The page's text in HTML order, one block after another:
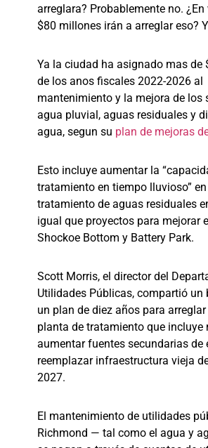
arreglara? Probablemente no.
$80 millones irán a arreglar eso?
Ya la ciudad ha asignado mas de
de los anos fiscales 2022-2026 al
mantenimiento y la mejora de los
agua pluvial, aguas residuales y
agua, segun su plan de mejoras
Esto incluye aumentar la
tratamiento en tiempo lluvioso”
tratamiento de aguas residuales
igual que proyectos para mejorar
Shockoe Bottom y Battery Park.
Scott Morris, el director del
Utilidades Públicas, compartió un
un plan de diez años para
planta de tratamiento que incluye
aumentar fuentes secundarias de
reemplazar infraestructura vieja
2027.
El mantenimiento de utilidades
Richmond — tal como el agua y